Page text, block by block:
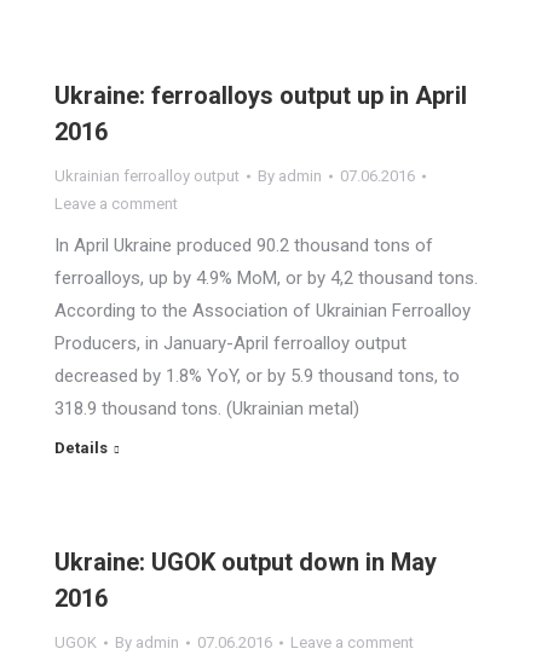
Ukraine: ferroalloys output up in April
2016
Ukrainian ferroalloy output By admin
07.06.2016
Leave a comment
In April Ukraine produced 90.2 thousand tons of
ferroalloys, up by 4.9% MoM, or by 4,2 thousand tons.
According to the Association of Ukrainian Ferroalloy
Producers, in January-April ferroalloy output
decreased by 1.8% YoY, or by 5.9 thousand tons, to
318.9 thousand tons. (Ukrainian metal)
Details
Ukraine: UGOK output down in May
2016
UGOK By admin 07.06.2016 Leave a comment